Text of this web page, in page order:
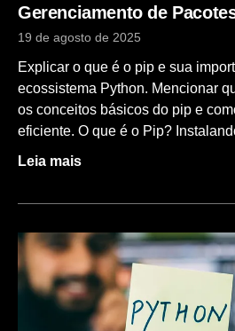
Gerenciamento de
19 de agosto de 2025
Explicar o que é o pip e sua
ecossistema Python. Mencionar
os conceitos básicos do pip e
eficiente. O que é o Pip?
estou utilizando o Ubuntu 22.04,
diferentes distribuições Linux,
exemplo, no Ubuntu 22.04, você
executando o seguinte comando
get updatesudo apt-get install -y
version Usando o Pip Comandos
Leia mais